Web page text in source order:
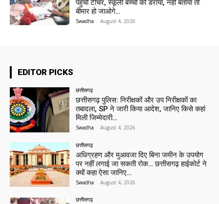
पहुंची टीचर, स्कूली बच्चों को डराया, नहीं बताया तो
बीमार हो जाओगे…
Swadha - August 4, 2026
EDITOR PICKS
छत्तीसगढ़
छत्तीसगढ़ पुलिस: निरीक्षकों और उप निरीक्षकों का
तबादला, SP ने जारी किया आदेश, जानिए किसे कहां
मिली जिम्मेदारी…
Swadha - August 4, 2026
छत्तीसगढ़
अधिग्रहण और मुआवजा दिए बिना जमीन के उपयोग
पर नहीं लगाई जा सकती रोक… छत्तीसगढ़ हाईकोर्ट ने
क्यों कहा ऐसा जानिए…
Swadha - August 4, 2026
छत्तीसगढ़